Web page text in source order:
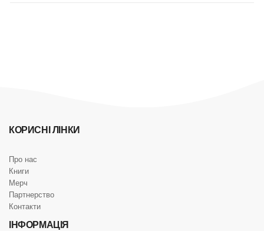
КОРИСНІ ЛІНКИ
Про нас
Книги
Мерч
Партнерство
Контакти
ІНФОРМАЦІЯ